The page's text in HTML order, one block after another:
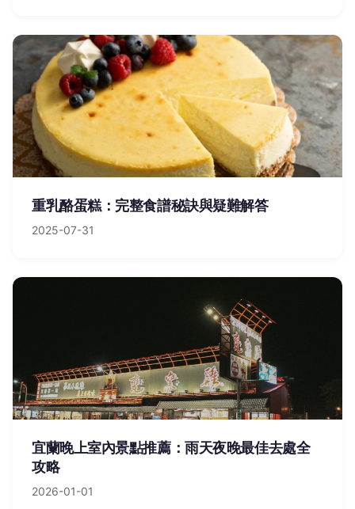
重乳酪蛋糕：完整食譜秘訣與疑難解答
2025-07-31
宜蘭晚上室內景點推薦：雨天夜晚最佳去處全
攻略
2026-01-01